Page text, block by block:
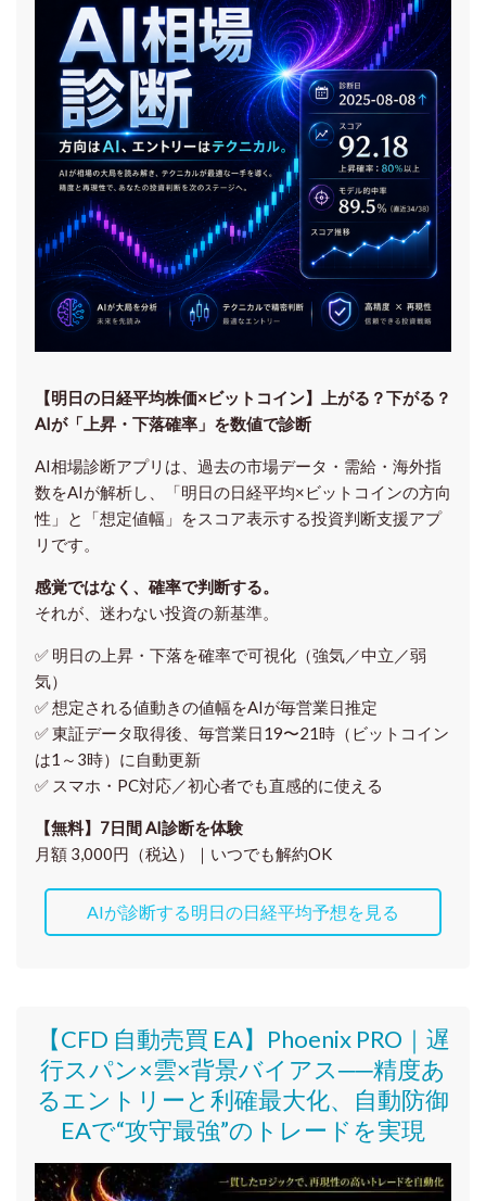
【明日の⽇経平均株価×ビットコイン】上がる？下がる？
AIが「上昇・下落確率」を数値で診断
AI相場診断アプリは、過去の市場データ・需給・海外指
数をAIが解析し、「明日の日経平均×ビットコインの方向
性」と「想定値幅」をスコア表示する投資判断支援アプ
リです。
感覚ではなく、確率で判断する。
それが、迷わない投資の新基準。
✅ 明日の上昇・下落を確率で可視化（強気／中立／弱
気）
✅ 想定される値動きの値幅をAIが毎営業日推定
✅ 東証データ取得後、 毎営業日19〜21時（ビットコイン
は1～3時）に自動更新
✅ スマホ・PC対応／初心者でも直感的に使える
【無料】7日間 AI診断を体験
月額 3,000円（税込）｜いつでも解約OK
AIが診断する明日の日経平均予想を見る
【CFD 自動売買 EA】Phoenix PRO｜遅
行スパン×雲×背景バイアス──精度あ
るエントリーと利確最大化、自動防御
EAで“攻守最強”のトレードを実現